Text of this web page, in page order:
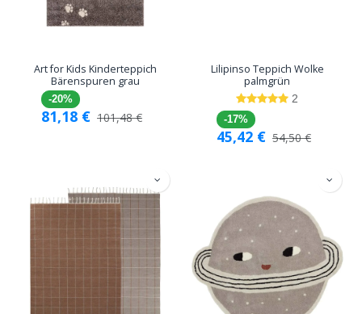
Art for Kids Kinderteppich
Bärenspuren grau
-20%
81,18 € 101,48€
Lilipinso Teppich Wolke
palmgrün
2
-17%
45,42 € 54,50€